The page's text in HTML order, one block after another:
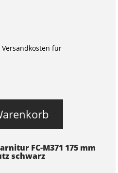
Versandkosten für
FC-M371 175 mm
schwarz